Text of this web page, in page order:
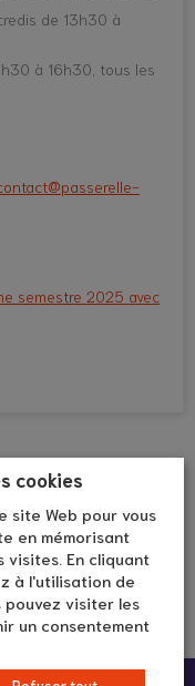
de 13h30 à
à 16h30, tous les
semestre 2025 avec
cookies
site Web pour vous
en mémorisant
visites. En cliquant
à l'utilisation de
pouvez visiter les
un consentement